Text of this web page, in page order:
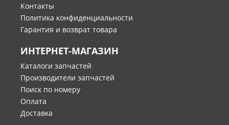
Контакты
Политика конфиденциальности
Гарантия и возврат товара
ИНТЕРНЕТ-МАГАЗИН
Каталоги запчастей
Производители запчастей
Поиск по номеру
Оплата
Доставка